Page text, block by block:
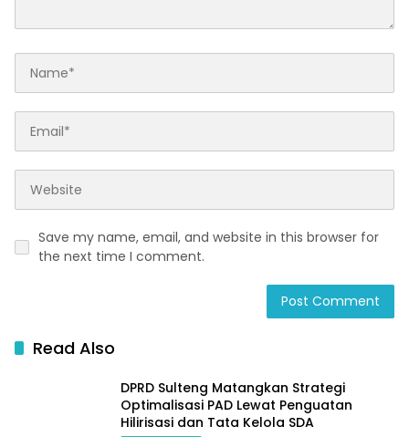
Save my name, email, and website in this browser for
the next time I comment.
Read Also
DPRD Sulteng Matangkan Strategi
Optimalisasi PAD Lewat Penguatan
Hilirisasi dan Tata Kelola SDA